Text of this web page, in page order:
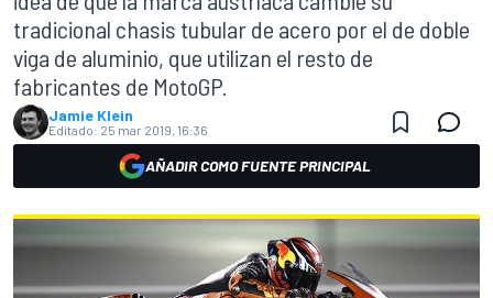
tradicional chasis tubular de acero por el de doble
viga de aluminio, que utilizan el resto de
fabricantes de MotoGP.
Jamie Klein
Editado: 25 mar 2019, 16:36
AÑADIR COMO FUENTE PRINCIPAL